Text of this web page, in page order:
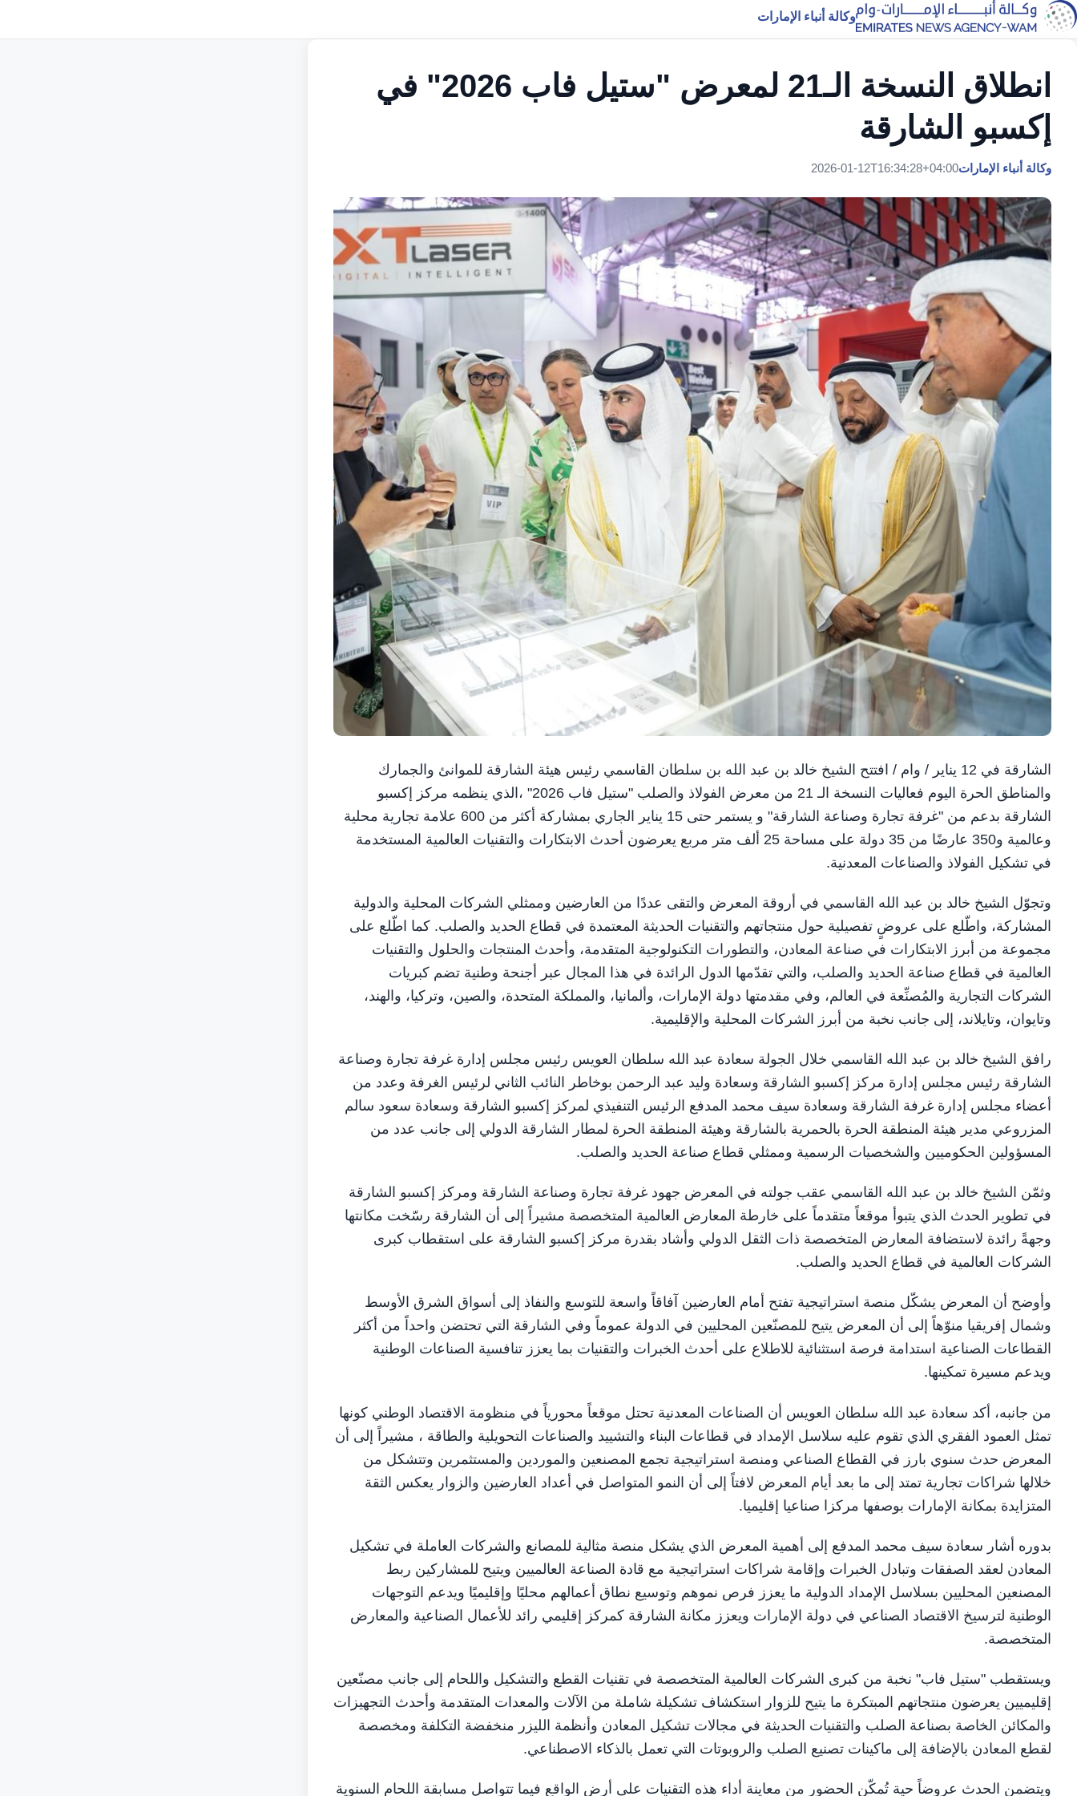
وكالة أنباء الإمارات
انطلاق النسخة الـ21 لمعرض "ستيل فاب 2026" في
إكسبو الشارقة
وكالة أنباء الإمارات2026-01-12T16:34:28+04:00
الشارقة في 12 يناير / وام / افتتح الشيخ خالد بن عبد الله بن سلطان القاسمي رئيس هيئة الشارقة للموانئ والجمارك
والمناطق الحرة اليوم فعاليات النسخة الـ 21 من معرض الفولاذ والصلب "ستيل فاب 2026" ،الذي ينظمه مركز إكسبو
الشارقة بدعم من "غرفة تجارة وصناعة الشارقة" و يستمر حتى 15 يناير الجاري بمشاركة أكثر من 600 علامة تجارية محلية
وعالمية و350 عارضًا من 35 دولة على مساحة 25 ألف متر مربع يعرضون أحدث الابتكارات والتقنيات العالمية المستخدمة
في تشكيل الفولاذ والصناعات المعدنية.
وتجوّل الشيخ خالد بن عبد الله القاسمي في أروقة المعرض والتقى عددًا من العارضين وممثلي الشركات المحلية والدولية
المشاركة، واطّلع على عروضٍ تفصيلية حول منتجاتهم والتقنيات الحديثة المعتمدة في قطاع الحديد والصلب. كما اطّلع على
مجموعة من أبرز الابتكارات في صناعة المعادن، والتطورات التكنولوجية المتقدمة، وأحدث المنتجات والحلول والتقنيات
العالمية في قطاع صناعة الحديد والصلب، والتي تقدّمها الدول الرائدة في هذا المجال عبر أجنحة وطنية تضم كبريات
الشركات التجارية والمُصنِّعة في العالم، وفي مقدمتها دولة الإمارات، وألمانيا، والمملكة المتحدة، والصين، وتركيا، والهند،
وتايوان، وتايلاند، إلى جانب نخبة من أبرز الشركات المحلية والإقليمية.
رافق الشيخ خالد بن عبد الله القاسمي خلال الجولة سعادة عبد الله سلطان العويس رئيس مجلس إدارة غرفة تجارة وصناعة
الشارقة رئيس مجلس إدارة مركز إكسبو الشارقة وسعادة وليد عبد الرحمن بوخاطر النائب الثاني لرئيس الغرفة وعدد من
أعضاء مجلس إدارة غرفة الشارقة وسعادة سيف محمد المدفع الرئيس التنفيذي لمركز إكسبو الشارقة وسعادة سعود سالم
المزروعي مدير هيئة المنطقة الحرة بالحمرية بالشارقة وهيئة المنطقة الحرة لمطار الشارقة الدولي إلى جانب عدد من
المسؤولين الحكوميين والشخصيات الرسمية وممثلي قطاع صناعة الحديد والصلب.
وثمّن الشيخ خالد بن عبد الله القاسمي عقب جولته في المعرض جهود غرفة تجارة وصناعة الشارقة ومركز إكسبو الشارقة
في تطوير الحدث الذي يتبوأ موقعاً متقدماً على خارطة المعارض العالمية المتخصصة مشيراً إلى أن الشارقة رسّخت مكانتها
وجهةً رائدة لاستضافة المعارض المتخصصة ذات الثقل الدولي وأشاد بقدرة مركز إكسبو الشارقة على استقطاب كبرى
الشركات العالمية في قطاع الحديد والصلب.
وأوضح أن المعرض يشكّل منصة استراتيجية تفتح أمام العارضين آفاقاً واسعة للتوسع والنفاذ إلى أسواق الشرق الأوسط
وشمال إفريقيا منوّهاً إلى أن المعرض يتيح للمصنّعين المحليين في الدولة عموماً وفي الشارقة التي تحتضن واحداً من أكثر
القطاعات الصناعية استدامة فرصة استثنائية للاطلاع على أحدث الخبرات والتقنيات بما يعزز تنافسية الصناعات الوطنية
ويدعم مسيرة تمكينها.
من جانبه، أكد سعادة عبد الله سلطان العويس أن الصناعات المعدنية تحتل موقعاً محورياً في منظومة الاقتصاد الوطني كونها
تمثل العمود الفقري الذي تقوم عليه سلاسل الإمداد في قطاعات البناء والتشييد والصناعات التحويلية والطاقة ، مشيراً إلى أن
المعرض حدث سنوي بارز في القطاع الصناعي ومنصة استراتيجية تجمع المصنعين والموردين والمستثمرين وتتشكل من
خلالها شراكات تجارية تمتد إلى ما بعد أيام المعرض لافتاً إلى أن النمو المتواصل في أعداد العارضين والزوار يعكس الثقة
المتزايدة بمكانة الإمارات بوصفها مركزا صناعيا إقليميا.
بدوره أشار سعادة سيف محمد المدفع إلى أهمية المعرض الذي يشكل منصة مثالية للمصانع والشركات العاملة في تشكيل
المعادن لعقد الصفقات وتبادل الخبرات وإقامة شراكات استراتيجية مع قادة الصناعة العالميين ويتيح للمشاركين ربط
المصنعين المحليين بسلاسل الإمداد الدولية ما يعزز فرص نموهم وتوسيع نطاق أعمالهم محليًا وإقليميًا ويدعم التوجهات
الوطنية لترسيخ الاقتصاد الصناعي في دولة الإمارات ويعزز مكانة الشارقة كمركز إقليمي رائد للأعمال الصناعية والمعارض
المتخصصة.
ويستقطب "ستيل فاب" نخبة من كبرى الشركات العالمية المتخصصة في تقنيات القطع والتشكيل واللحام إلى جانب مصنّعين
إقليميين يعرضون منتجاتهم المبتكرة ما يتيح للزوار استكشاف تشكيلة شاملة من الآلات والمعدات المتقدمة وأحدث التجهيزات
والمكائن الخاصة بصناعة الصلب والتقنيات الحديثة في مجالات تشكيل المعادن وأنظمة الليزر منخفضة التكلفة ومخصصة
لقطع المعادن بالإضافة إلى ماكينات تصنيع الصلب والروبوتات التي تعمل بالذكاء الاصطناعي.
ويتضمن الحدث عروضاً حية تُمكّن الحضور من معاينة أداء هذه التقنيات على أرض الواقع فيما تتواصل مسابقة اللحام السنوية